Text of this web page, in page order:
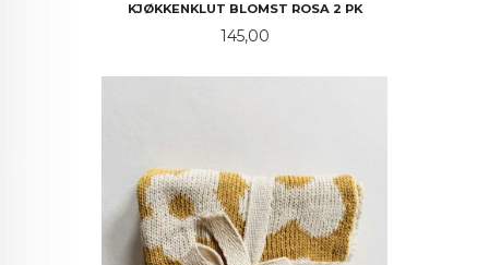
KJØKKENKLUT BLOMST ROSA 2 PK
Pris
145,00